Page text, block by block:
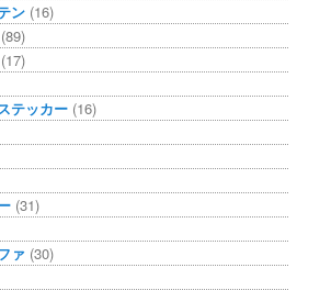
ン (16)
(89)
(17)
テッカー (16)
(31)
ァ (30)